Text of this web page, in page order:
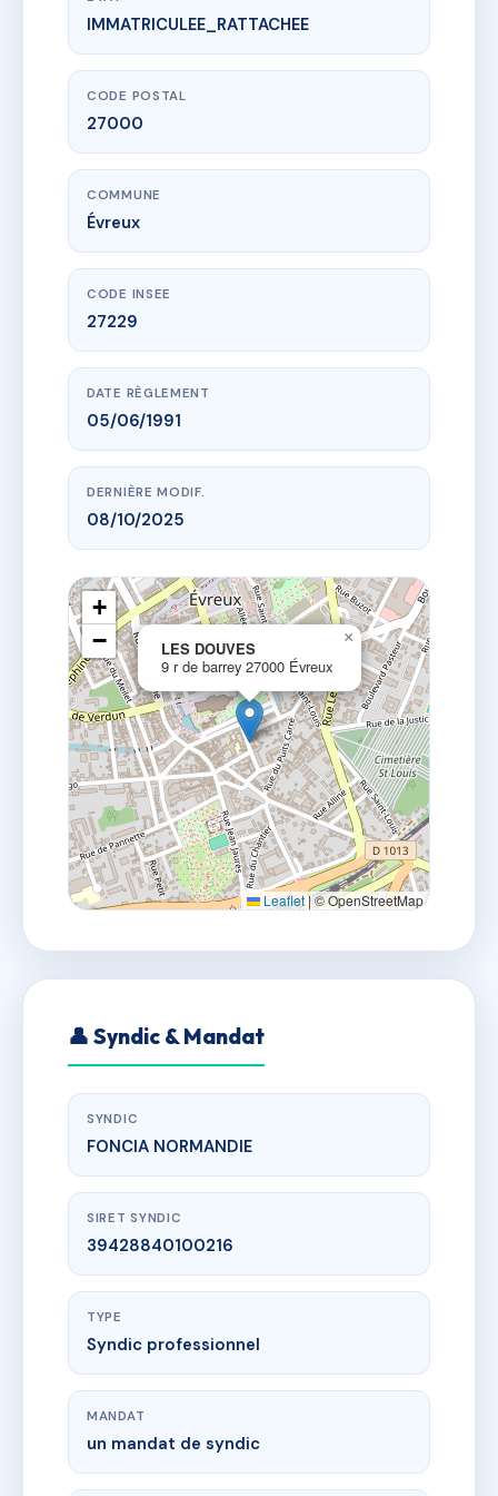
www.vme.plus/AC6498893
LES DOUVES
9 r de barrey
IMMATRICULEE_RATTACHEE
CODE POSTAL
27000
COMMUNE
Évreux
CODE INSEE
27229
DATE RÈGLEMENT
05/06/1991
DERNIÈRE MODIF.
08/10/2025
LES DOUVES
9 r de barrey 27000 Évreux
×
+
−
Leaflet|© OpenStreetMap
👤 Syndic & Mandat
SYNDIC
FONCIA NORMANDIE
SIRET SYNDIC
39428840100216
TYPE
Syndic professionnel
MANDAT
un mandat de syndic